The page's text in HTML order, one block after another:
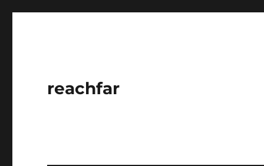
reachfar